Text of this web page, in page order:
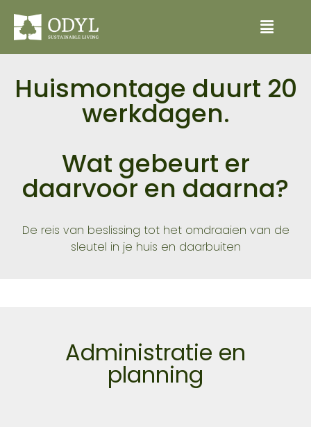
Huismontage duurt 20
werkdagen.
Wat gebeurt er
daarvoor en daarna?
De reis van beslissing tot het omdraaien van de
sleutel in je huis en daarbuiten
Administratie en
planning